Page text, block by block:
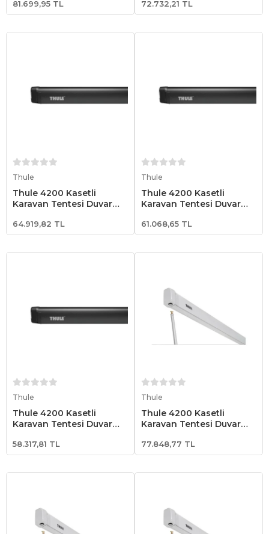
81.699,95 TL 72.732,21 TL
Thule
Thule 4200 Kasetli
Karavan Tentesi Duvar
64.919,82 TL
Thule
Thule 4200 Kasetli
Karavan Tentesi Duvar
61.068,65 TL
Thule
Thule 4200 Kasetli
Karavan Tentesi Duvar
58.317,81 TL
Thule
Thule 4200 Kasetli
Karavan Tentesi Duvar
77.848,77 TL